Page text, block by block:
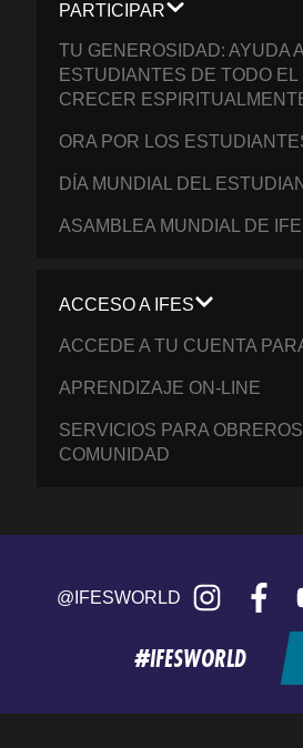
PARTICIPAR
TU GENEROSIDAD: AYUDA
ESTUDIANTES DE TODO EL
CRECER
ORA POR LOS
DÍA MUNDIAL DEL
ASAMBLEA MUNDIAL DE
ACCESO A IFES
ACCEDE A TU CUENTA
APRENDIZAJE ON-LINE
SERVICIOS PARA
COMUNIDAD
@IFESWORLD Instagram
#IFESWORLD